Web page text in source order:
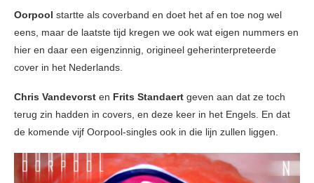
Oorpool startte als coverband en doet het af en toe nog wel
eens, maar de laatste tijd kregen we ook wat eigen nummers en
hier en daar een eigenzinnig, origineel geherinterpreteerde
cover in het Nederlands.
Chris Vandevorst en Frits Standaert geven aan dat ze toch
terug zin hadden in covers, en deze keer in het Engels. En dat
de komende vijf Oorpool-singles ook in die lijn zullen liggen.